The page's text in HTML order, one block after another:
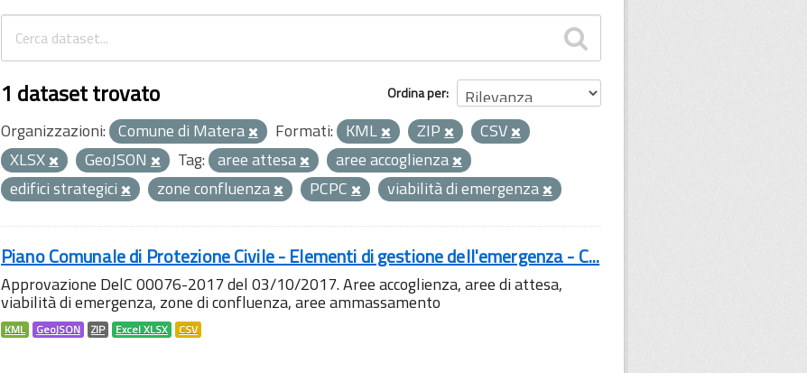
Ordina per
1 dataset trovato
Organizzazioni: Comune di Matera Formati: KML ZIP
CSV
XLSX
GeoJSON Tag: aree attesa
aree accoglienza
edifici strategici
zone confluenza PCPC viabilità di emergenza
Piano Comunale di Protezione Civile - Elementi di gestione dell'emergenza - C...
Approvazione DelC 00076-2017 del 03/10/2017. Aree accoglienza, aree di attesa,
viabilità di emergenza, zone di confluenza, aree ammassamento
KML GeoJSON ZIP Excel XLSX CSV